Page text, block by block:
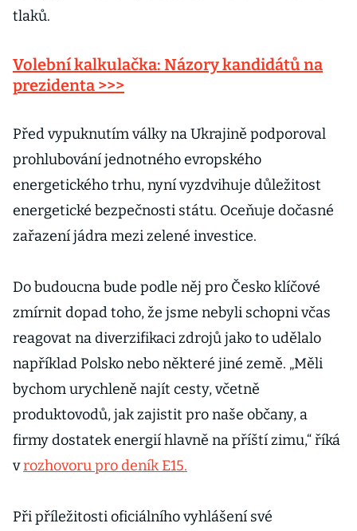
tlaků.
Volební kalkulačka: Názory kandidátů na
prezidenta >>>
Před vypuknutím války na Ukrajině podporoval
prohlubování jednotného evropského
energetického trhu, nyní vyzdvihuje důležitost
energetické bezpečnosti státu. Oceňuje dočasné
zařazení jádra mezi zelené investice.
Do budoucna bude podle něj pro Česko klíčové
zmírnit dopad toho, že jsme nebyli schopni včas
reagovat na diverzifikaci zdrojů jako to udělalo
například Polsko nebo některé jiné země. „Měli
bychom urychleně najít cesty, včetně
produktovodů, jak zajistit pro naše občany, a
firmy dostatek energií hlavně na příští zimu,“ říká
vrozhovoru pro deník E15.
Při příležitosti oficiálního vyhlášení své